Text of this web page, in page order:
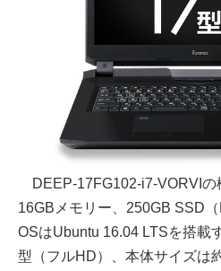
DEEP-17FG102-i7-VORVIの
16GBメモリー、250GB SSD
OSはUbuntu 16.04 LTSを搭載
型（フルHD）、本体サイズは